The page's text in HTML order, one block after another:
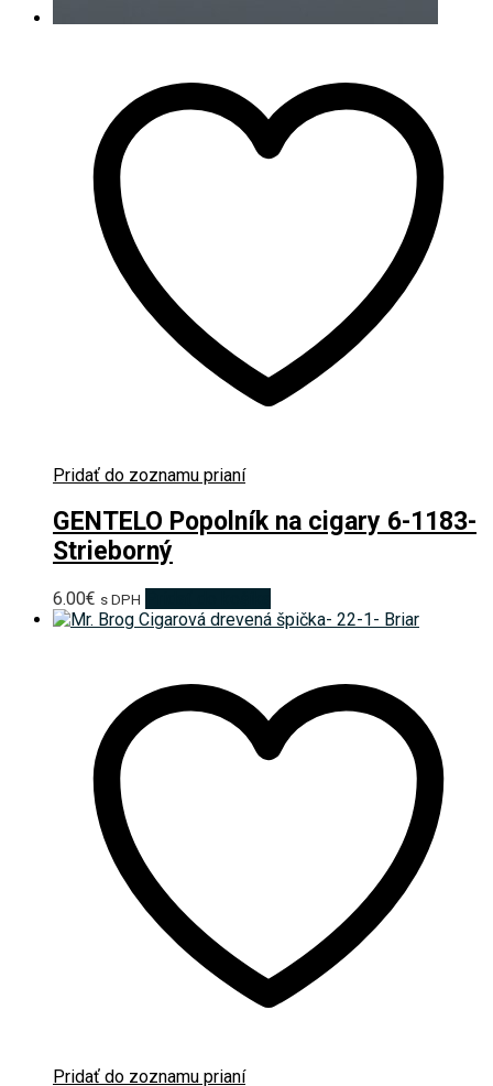
Pridať do zoznamu prianí
GENTELO Popolník na cigary 6-1183-
Strieborný
6.00€ s DPH
Pridať do zoznamu prianí